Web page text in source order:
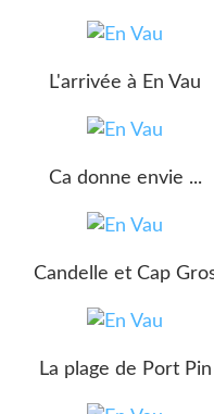
L'arrivée à En Vau
Ca donne envie ...
Candelle et Cap
La plage de Port Pin